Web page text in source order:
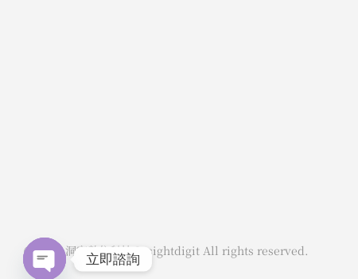
© 2025 洞察數位科技 Insightdigit All rights reserved.
立即諮詢